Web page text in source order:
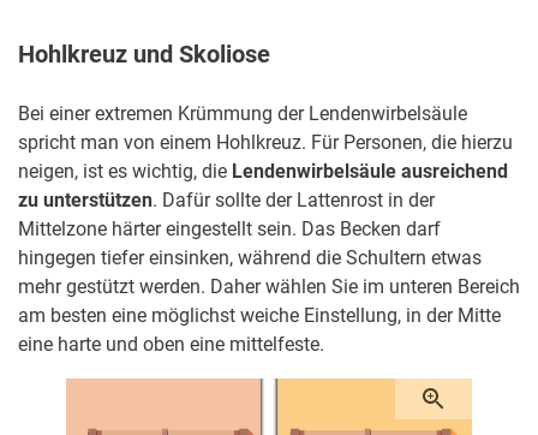
Hohlkreuz und Skoliose
Bei einer extremen Krümmung der Lendenwirbelsäule
spricht man von einem Hohlkreuz. Für Personen, die hierzu
neigen, ist es wichtig, die Lendenwirbelsäule ausreichend
zu unterstützen. Dafür sollte der Lattenrost in der
Mittelzone härter eingestellt sein. Das Becken darf
hingegen tiefer einsinken, während die Schultern etwas
mehr gestützt werden. Daher wählen Sie im unteren Bereich
am besten eine möglichst weiche Einstellung, in der Mitte
eine harte und oben eine mittelfeste.